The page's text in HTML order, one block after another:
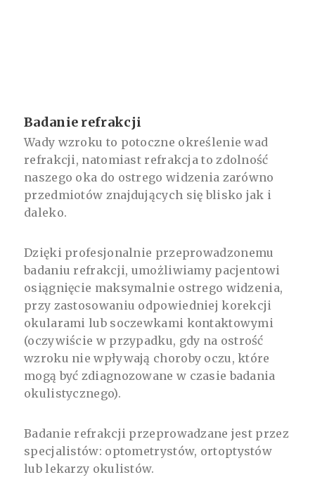
Badanie refrakcji
Wady wzroku to potoczne określenie wad
refrakcji, natomiast refrakcja to zdolność
naszego oka do ostrego widzenia zarówno
przedmiotów znajdujących się blisko jak i
daleko.
Dzięki profesjonalnie przeprowadzonemu
badaniu refrakcji, umożliwiamy pacjentowi
osiągnięcie maksymalnie ostrego widzenia,
przy zastosowaniu odpowiedniej korekcji
okularami lub soczewkami kontaktowymi
(oczywiście w przypadku, gdy na ostrość
wzroku nie wpływają choroby oczu, które
mogą być zdiagnozowane w czasie badania
okulistycznego).
Badanie refrakcji przeprowadzane jest przez
specjalistów: optometrystów, ortoptystów
lub lekarzy okulistów.